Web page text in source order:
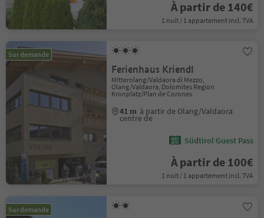
À partir de 140€
1 nuit / 1 appartement incl. TVA
Sur demande
Ferienhaus Kriendl
Mitterolang/Valdaora di Mezzo,
Olang/Valdaora, Dolomites Region
Kronplatz/Plan de Corones
41 m à partir de Olang/Valdaora
centre de
Südtirol Guest Pass
À partir de 100€
1 nuit / 1 appartement incl. TVA
Sur demande